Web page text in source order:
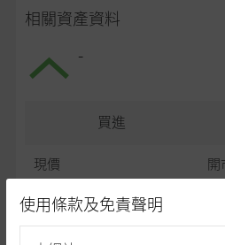
相關資產資料
-
買進
現價 開
最高
使用條款及免責聲明